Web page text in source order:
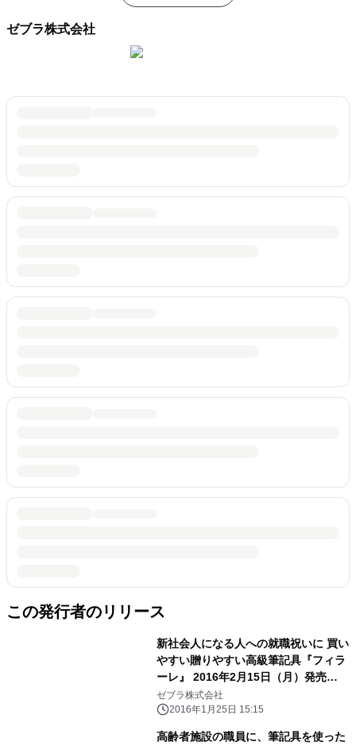
ゼブラ株式会社
この発行者のリリース
新社会人になる人への就職祝いに 買い
やすい贈りやすい高級筆記具『フィラ
ーレ』 2016年2月15日（月）発売
ゼブラ株式会社
2016年1月25日 15:15
高齢者施設の職員に、筆記具を使った